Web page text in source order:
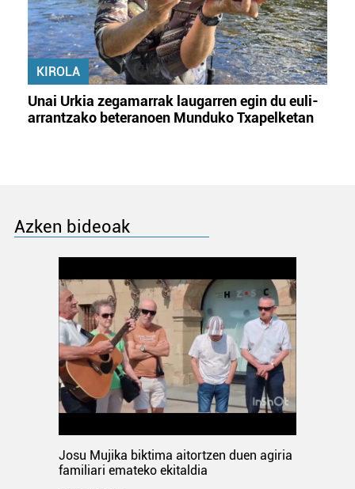
KIROLA
Unai Urkia zegamarrak laugarren egin du euli-
arrantzako beteranoen Munduko Txapelketan
Azken bideoak
Josu Mujika biktima aitortzen duen agiria
familiari emateko ekitaldia